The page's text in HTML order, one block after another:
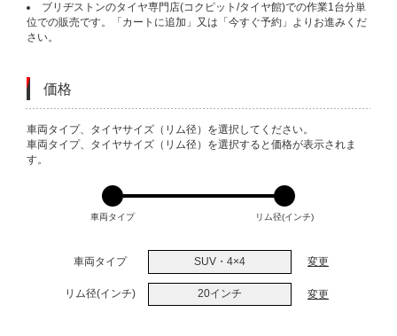
ブリヂストンのタイヤ専門店(コクピット/タイヤ館)での作業1台分単
位での販売です。「カートに追加」又は「今すぐ予約」よりお進みくだ
さい。
価格
VARIATIONS
車両タイプ、タイヤサイズ（リム径）を選択してください。
車両タイプ、タイヤサイズ（リム径）を選択すると価格が表示されま
す。
車両タイプ リム径(インチ)
車両タイプ SUV・4×4 変更
リム径(インチ) 20インチ 変更